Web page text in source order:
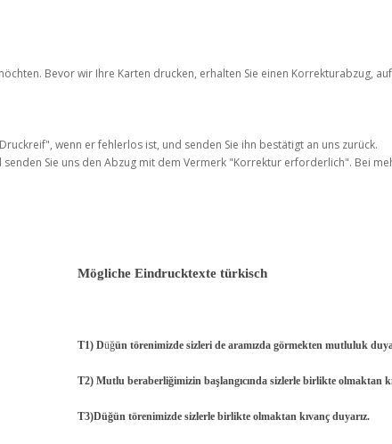
Bevor wir Ihre Karten drucken, erhalten Sie einen Korrekturabzug,
wenn er fehlerlos ist, und senden Sie ihn bestätigt an uns zurück.
Sie uns den Abzug mit dem Vermerk "Korrektur erforderlich". Bei
Mögliche Eindrucktexte türkisch
T1) Düğün törenimizde sizleri de aramızda görmekten mutluluk
T2) Mutlu beraberliğimizin başlangıcında sizlerle birlikte olmaktan
T3)Düğün törenimizde sizlerle birlikte olmaktan kıvanç duyarız.